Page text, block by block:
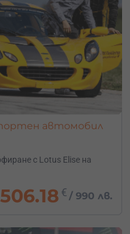
автомобил
с Lotus Elise на
506.18 € /990 лв.